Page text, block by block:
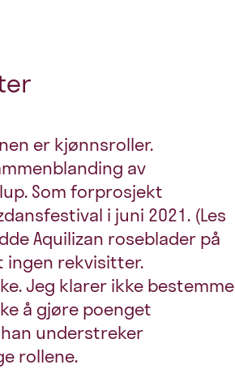
er kjønnsroller.
av
Som forprosjekt
i juni 2021. (Les
Aquilizan roseblader på
ingen rekvisitter.
Jeg klarer ikke bestemme
å gjøre poenget
understreker
rollene.